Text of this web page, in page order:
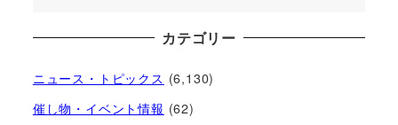
カテゴリー
ニュース・トピックス (6,130)
催し物・イベント情報 (62)